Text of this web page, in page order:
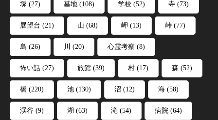
塚 (27) 墓地 (108) 学校 (52) 寺 (73)
展望台 (21) 山 (68) 岬 (13) 峠 (77)
島 (26) 川 (20) 心霊考察 (8)
怖い話 (27) 旅館 (39) 村 (17) 森 (52)
橋 (220) 池 (130) 沼 (12) 海 (58)
渓谷 (9) 湖 (63) 滝 (54) 病院 (64)